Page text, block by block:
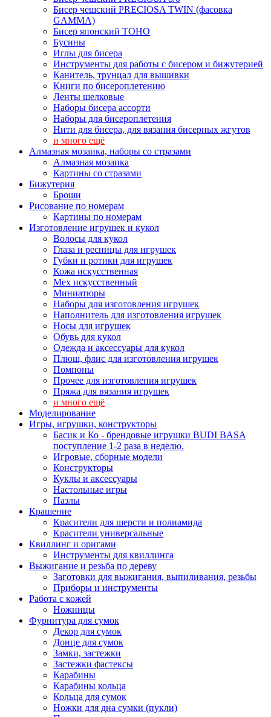
Бисер чешский PRECIOSA TWIN (фасовка
GAMMA)
Бисер японский TOHO
Бусины
Иглы для бисера
Инструменты для работы с бисером и бижутерией
Канитель, трунцал для вышивки
Книги по бисероплетению
Ленты шелковые
Наборы бисера ассорти
Наборы для бисероплетения
Нити для бисера, для вязания бисерных жгутов
и много ещё
Алмазная мозаика, наборы со стразами
Алмазная мозаика
Картины co стразами
Бижутерия
Броши
Рисование по номерам
Картины по номерам
Изготовление игрушек и кукол
Волосы для кукол
Глаза и ресницы для игрушек
Губки и ротики для игрушек
Кожа искусственная
Мех искусственный
Миниатюры
Наборы для изготовления игрушек
Наполнитель для изготовления игрушек
Носы для игрушек
Обувь для кукол
Одежда и аксессуары для кукол
Плюш, флис для изготовления игрушек
Помпоны
Прочее для изготовления игрушек
Пряжа для вязания игрушек
и много ещё
Моделирование
Игры, игрушки, конструкторы
Басик и Ко - брендовые игрушки BUDI BASA
поступление 1-2 раза в неделю.
Игровые, сборные модели
Конструкторы
Куклы и аксессуары
Настольные игры
Пазлы
Крашение
Красители для шерсти и полиамида
Красители универсальные
Квиллинг и оригами
Инструменты для квиллинга
Выжигание и резьба по дереву
Заготовки для выжигания, выпиливания, резьбы
Приборы и инструменты
Работа с кожей
Ножницы
Фурнитура для сумок
Декор для сумок
Донце для сумок
Замки, застежки
Застежки фастексы
Карабины
Карабины кольца
Кольца для сумок
Ножки для дна сумки (пукли)